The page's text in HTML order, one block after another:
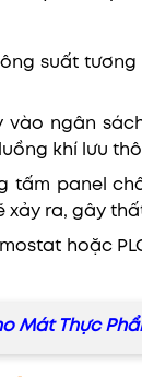
suất
vào ngân
khí lưu
tấm panel
xảy ra, gây
hoặc
Mát Thực